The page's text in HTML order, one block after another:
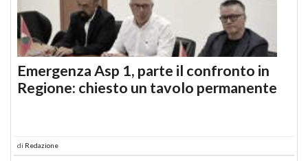
Emergenza Asp 1, parte il confronto in
Regione: chiesto un tavolo permanente
di Redazione